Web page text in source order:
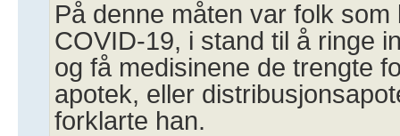
På denne måten var folk som
COVID-19, i stand til å ringe
og få medisinene de trengte
apotek, eller
forklarte han.